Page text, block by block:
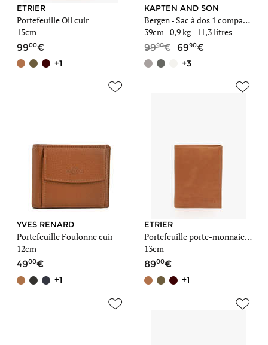
ETRIER
Portefeuille Oil cuir
15cm
9900
+1
KAPTEN AND SON
Bergen - Sac à dos 1 compartiment + PC 15''
39cm -0,9 kg- 11,3 litres
9990 6990
+3
YVES RENARD
Portefeuille Foulonne cuir
12cm
4900
+1
ETRIER
Portefeuille porte-monnaie Oil cuir
13cm
8900
+1